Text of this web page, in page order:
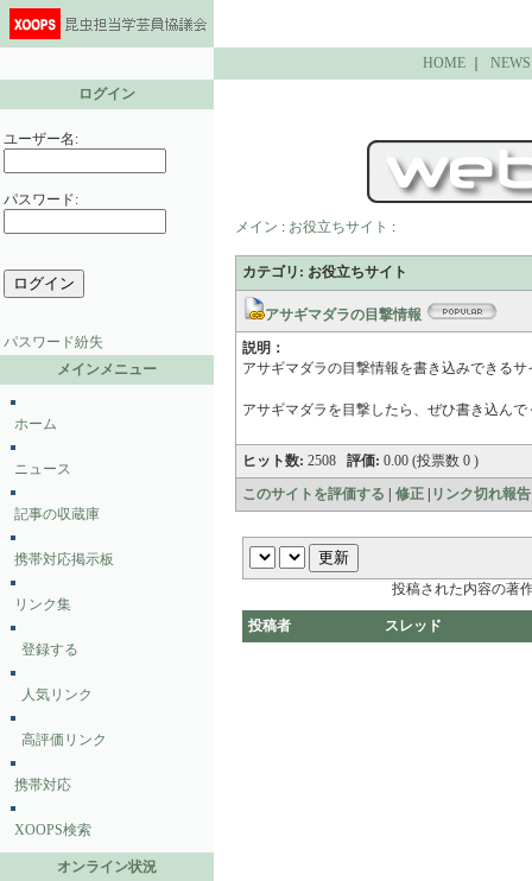
HOME｜ NEWS
ログイン
ユーザー名:
パスワード:
パスワード紛失
メインメニュー
ホーム
ニュース
記事の収蔵庫
携帯対応掲示板
リンク集
登録する
人気リンク
高評価リンク
携帯対応
XOOPS検索
オンライン状況
メイン : お役立ちサイト :
カテゴリ: お役立ちサイト
アサギマダラの目撃情報
説明：
アサギマダラの目撃情報を書き込みできる
アサギマダラを目撃したら、ぜひ書き込ん
ヒット数: 2508 評価: 0.00 (投票数 0 )
このサイトを評価する
修正 リンク切れ報告
投稿された内容の著
投稿者 スレッド